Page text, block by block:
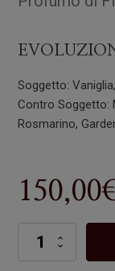
Soggetto:
Contro Soggetto:
Rosmarino,
150,00
Dolcissimo